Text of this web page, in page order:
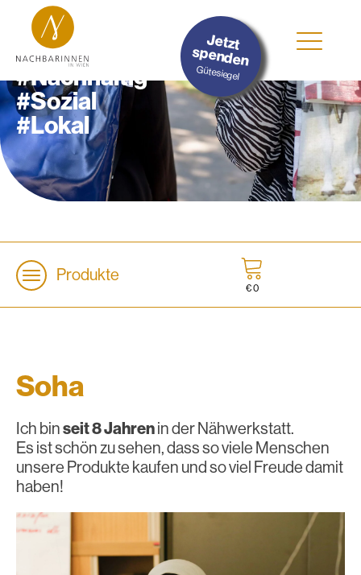
Jetzt
spenden
Gütesiegel
#Nachhaltig
#Sozial
#Lokal
Produkte
€0
Soha
Ich binseit 8 Jahrenin der Nähwerkstatt.
Es ist schön zu sehen, dass so viele Menschen
unsere Produkte kaufen und so viel Freude damit
haben!